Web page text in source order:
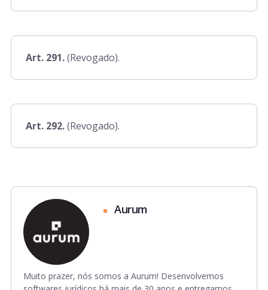
Art. 911 a 922
Art. 291.(Revogado).
Art. 292.(Revogado).
Aurum
Muito prazer, nós somos a Aurum! Desenvolvemos